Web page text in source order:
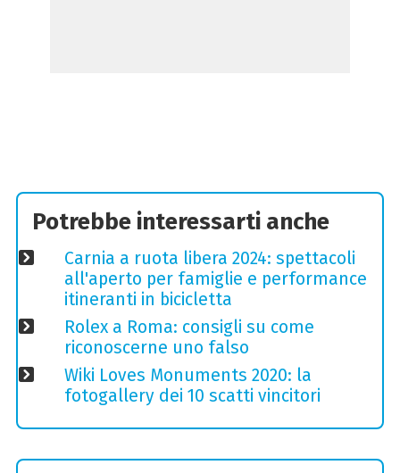
Potrebbe interessarti anche
Carnia a ruota libera 2024: spettacoli
all'aperto per famiglie e performance
itineranti in bicicletta
Rolex a Roma: consigli su come
riconoscerne uno falso
Wiki Loves Monuments 2020: la
fotogallery dei 10 scatti vincitori